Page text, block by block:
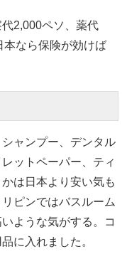
2,000ペソ、薬代
なら保険が効けば
ャンプー、デンタル
ットペーパー、ティ
は日本より安い気も
ピンではバスルーム
ような気がする。コ
に入れました。